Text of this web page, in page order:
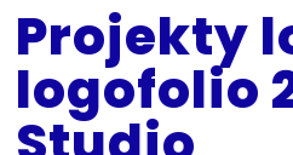
Projekty
logofolio